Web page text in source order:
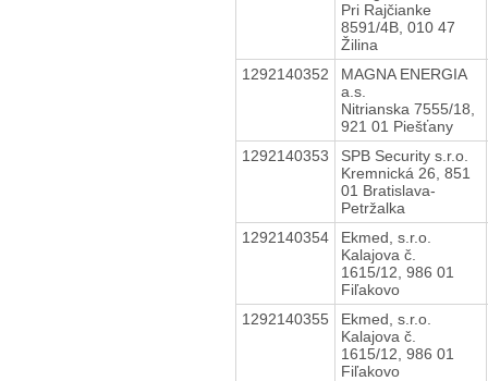
Pri Rajčianke
8591/4B, 010 47
Žilina
1292140352
MAGNA ENERGIA
a.s.
Nitrianska 7555/18,
921 01 Piešťany
1292140353
SPB Security s.r.o.
Kremnická 26, 851
01 Bratislava-
Petržalka
1292140354
Ekmed, s.r.o.
Kalajova č.
1615/12, 986 01
Fiľakovo
1292140355
Ekmed, s.r.o.
Kalajova č.
1615/12, 986 01
Fiľakovo